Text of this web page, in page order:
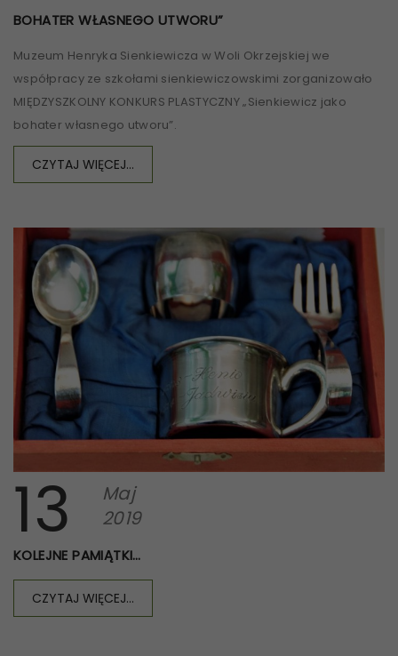
BOHATER WŁASNEGO UTWORU”
Muzeum Henryka Sienkiewicza w Woli Okrzejskiej we
współpracy ze szkołami sienkiewiczowskimi zorganizowało
MIĘDZYSZKOLNY KONKURS PLASTYCZNY „Sienkiewicz jako
bohater własnego utworu”.
CZYTAJ WIĘCEJ...
13
Maj
2019
KOLEJNE PAMIĄTKI…
CZYTAJ WIĘCEJ...